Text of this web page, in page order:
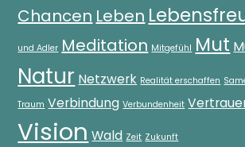
Chancen Leben
und Adler Meditation Mitgefühl Mut
Natur Netzwerk Realität erschaffen
Traum Verbindung Verbundenheit
Vision Wald Zeit Zukunft